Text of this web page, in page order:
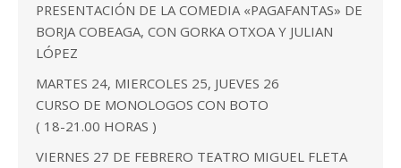
PRESENTACIÓN DE LA COMEDIA «PAGAFANTAS» DE
BORJA COBEAGA, CON GORKA OTXOA Y JULIAN
LÓPEZ
MARTES 24, MIERCOLES 25, JUEVES 26
CURSO DE MONOLOGOS CON BOTO
( 18-21.00 HORAS )
VIERNES 27 DE FEBRERO TEATRO MIGUEL FLETA